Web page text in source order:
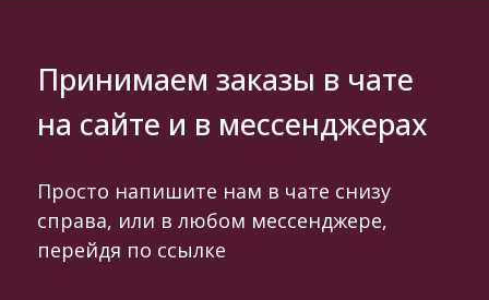
Принимаем заказы в чате
на сайте и в мессенджерах
Просто напишите нам в чате снизу
справа, или в любом мессенджере,
перейдя по ссылке